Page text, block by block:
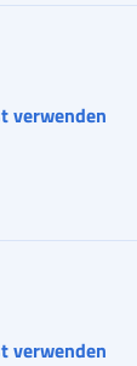
verwenden
verwenden